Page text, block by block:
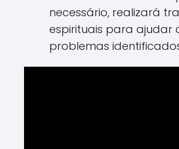
necessário, realizará
espirituais para ajudar
problemas